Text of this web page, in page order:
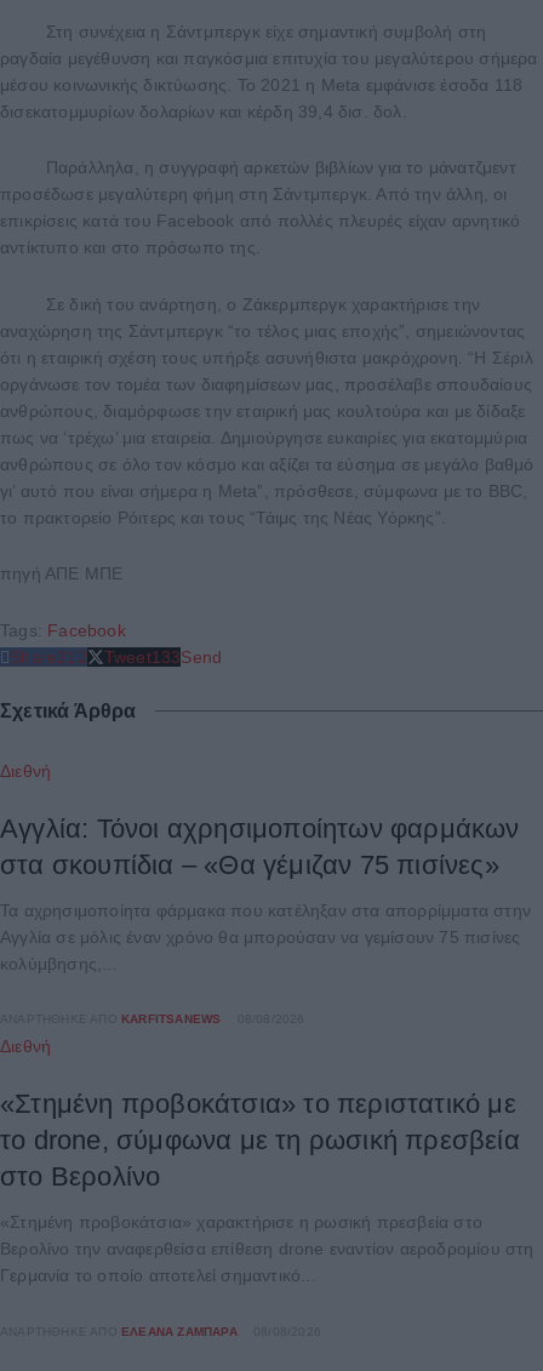
Στη συνέχεια η Σάντμπεργκ είχε σημαντική συμβολή στη
ραγδαία μεγέθυνση και παγκόσμια επιτυχία του μεγαλύτερου σήμερα
μέσου κοινωνικής δικτύωσης. Το 2021 η Meta εμφάνισε έσοδα 118
δισεκατομμυρίων δολαρίων και κέρδη 39,4 δισ. δολ.
Παράλληλα, η συγγραφή αρκετών βιβλίων για το μάνατζμεντ
προσέδωσε μεγαλύτερη φήμη στη Σάντμπεργκ. Από την άλλη, οι
επικρίσεις κατά του Facebook από πολλές πλευρές είχαν αρνητικό
αντίκτυπο και στο πρόσωπο της.
Σε δική του ανάρτηση, ο Ζάκερμπεργκ χαρακτήρισε την
αναχώρηση της Σάντμπεργκ “το τέλος μιας εποχής”, σημειώνοντας
ότι η εταιρική σχέση τους υπήρξε ασυνήθιστα μακρόχρονη. “Η Σέριλ
οργάνωσε τον τομέα των διαφημίσεων μας, προσέλαβε σπουδαίους
ανθρώπους, διαμόρφωσε την εταιρική μας κουλτούρα και με δίδαξε
πως να ‘τρέχω’ μια εταιρεία. Δημιούργησε ευκαιρίες για εκατομμύρια
ανθρώπους σε όλο τον κόσμο και αξίζει τα εύσημα σε μεγάλο βαθμό
γι’ αυτό που είναι σήμερα η Meta”, πρόσθεσε, σύμφωνα με το BBC,
το πρακτορείο Ρόιτερς και τους “Τάιμς της Νέας Υόρκης”.
πηγή ΑΠΕ ΜΠΕ
Tags: Facebook
Share212 Tweet133Send
Σχετικά Άρθρα
Διεθνή
Αγγλία: Τόνοι αχρησιμοποίητων φαρμάκων
στα σκουπίδια – «Θα γέμιζαν 75 πισίνες»
Τα αχρησιμοποίητα φάρμακα που κατέληξαν στα απορρίμματα στην
Αγγλία σε μόλις έναν χρόνο θα μπορούσαν να γεμίσουν 75 πισίνες
κολύμβησης,...
ΑΝΑΡΤΉΘΗΚΕ ΑΠΌ KARFITSANEWS
Διεθνή
«Στημένη προβοκάτσια» το περιστατικό με
το drone, σύμφωνα με τη ρωσική πρεσβεία
στο Βερολίνο
«Στημένη προβοκάτσια» χαρακτήρισε η ρωσική πρεσβεία στο
Βερολίνο την αναφερθείσα επίθεση drone εναντίον αεροδρομίου στη
Γερμανία το οποίο αποτελεί σημαντικό...
ΑΝΑΡΤΉΘΗΚΕ ΑΠΌ ΕΛΕΆΝΑ ΖΑΜΠΆΡΑ